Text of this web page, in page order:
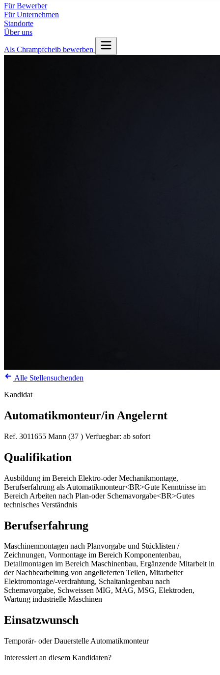
Für Bewerber
Für Unternehmen
Standorte
Über uns
Als Chrampfcheib bewerben
Alle Stellensuchenden
Kandidat
Automatikmonteur/in Angelernt
Ref. 3011655 Mann (37 ) Verfuegbar: ab sofort
Qualifikation
Ausbildung im Bereich Elektro-oder Mechanikmontage,
Berufserfahrung als Automatikmonteur<BR>Gute Kenntnisse im
Bereich Arbeiten nach Plan-oder Schemavorgabe<BR>Gutes
technisches Verständnis
Berufserfahrung
Maschinenmontagen nach Planvorgabe und Stücklisten /
Zeichnungen, Vormontage im Bereich Komponentenbau,
Detailmontagen im Bereich Maschinenbau, Ergänzende Mitarbeit in
der Nachbearbeitung von angelieferten Teilen, Mitarbeiter
Elektromontage/-verdrahtung, Schaltanlagenbau nach
Schemavorgabe, Schweissen MIG, MAG, MSG, Elektroden,
Wartung industrielle Maschinen
Einsatzwunsch
Temporär- oder Dauerstelle Automatikmonteur
Interessiert an diesem Kandidaten?